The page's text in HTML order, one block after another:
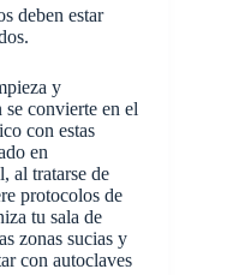
deben estar
y
convierte en el
con estas
en
al tratarse de
protocolos de
tu sala de
zonas sucias y
con autoclaves